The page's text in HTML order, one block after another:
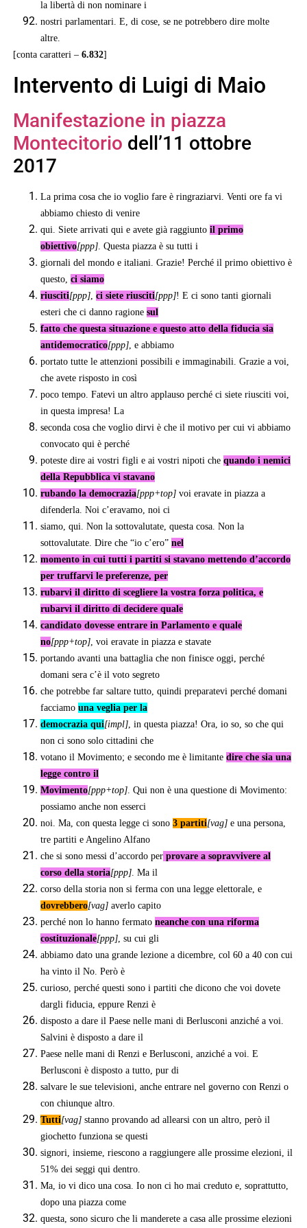
la libertà di non nominare i
nostri parlamentari. E, di cose, se ne potrebbero dire molte
altre.
[conta caratteri – 6.832]
Intervento di Luigi di Maio
Manifestazione in piazza
Montecitorio dell’11 ottobre
2017
La prima cosa che io voglio fare è ringraziarvi. Venti ore fa vi
abbiamo chiesto di venire
qui. Siete arrivati qui e avete già raggiunto il primo
obiettivo[ppp]. Questa piazza è su tutti i
giornali del mondo e italiani. Grazie! Perché il primo obiettivo è
questo, ci siamo
riusciti[ppp], ci siete riusciti[ppp]! E ci sono tanti giornali
esteri che ci danno ragione sul
fatto che questa situazione e questo atto della fiducia sia
antidemocratico[ppp], e abbiamo
portato tutte le attenzioni possibili e immaginabili. Grazie a voi,
che avete risposto in così
poco tempo. Fatevi un altro applauso perché ci siete riusciti voi,
in questa impresa! La
seconda cosa che voglio dirvi è che il motivo per cui vi abbiamo
convocato qui è perché
poteste dire ai vostri figli e ai vostri nipoti che quando i nemici
della Repubblica vi stavano
rubando la democrazia[ppp+top]voi eravate in piazza a
difenderla. Noi c’eravamo, noi ci
siamo, qui. Non la sottovalutate, questa cosa. Non la
sottovalutate. Dire che “io c’ero” nel
momento in cui tutti i partiti si stavano mettendo d’accordo
per truffarvi le preferenze, per
rubarvi il diritto di scegliere la vostra forza politica, e
rubarvi il diritto di decidere quale
candidato dovesse entrare in Parlamento e quale
no[ppp+top], voi eravate in piazza e stavate
portando avanti una battaglia che non finisce oggi, perché
domani sera c’è il voto segreto
che potrebbe far saltare tutto, quindi preparatevi perché domani
facciamo una veglia per la
democrazia qui[impl], in questa piazza! Ora, io so, so che qui
non ci sono solo cittadini che
votano il Movimento; e secondo me è limitante dire che sia una
legge contro il
Movimento[ppp+top]. Qui non è una questione di Movimento:
possiamo anche non esserci
noi. Ma, con questa legge ci sono 3 partiti[vag]e una persona,
tre partiti e Angelino Alfano
che si sono messi d’accordo perprovare a sopravvivere al
corso della storia[ppp]. Ma il
corso della storia non si ferma con una legge elettorale, e
dovrebbero[vag]averlo capito
perché non lo hanno fermato neanche con una riforma
costituzionale[ppp], su cui gli
abbiamo dato una grande lezione a dicembre, col 60 a 40 con cui
ha vinto il No. Però è
curioso, perché questi sono i partiti che dicono che voi dovete
dargli fiducia, eppure Renzi è
disposto a dare il Paese nelle mani di Berlusconi anziché a voi.
Salvini è disposto a dare il
Paese nelle mani di Renzi e Berlusconi, anziché a voi. E
Berlusconi è disposto a tutto, pur di
salvare le sue televisioni, anche entrare nel governo con Renzi o
con chiunque altro.
Tutti[vag]stanno provando ad allearsi con un altro, però il
giochetto funziona se questi
signori, insieme, riescono a raggiungere alle prossime elezioni, il
51% dei seggi qui dentro.
Ma, io vi dico una cosa. Io non ci ho mai creduto e, soprattutto,
dopo una piazza come
questa, sono sicuro che li manderete a casa alle prossime elezioni